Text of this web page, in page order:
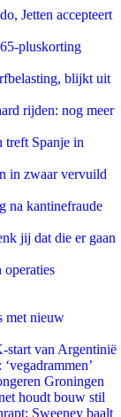
Jetten accepteert
pluskorting
blijkt uit
rijden: nog meer
treft Spanje in
in zwaar vervuild
na kantinefraude
jij dat die er gaan
operaties
met nieuw
start van Argentinië
Groningen
houdt bouw stil
Sweeney baalt